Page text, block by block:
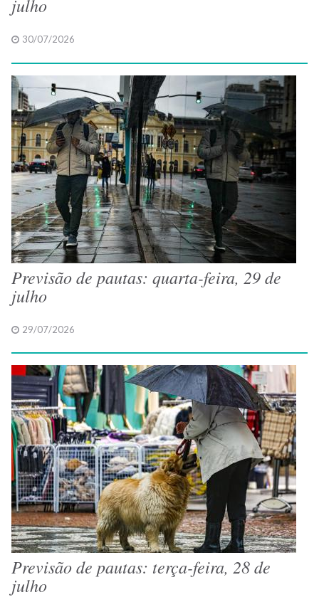
julho
30/07/2026
Previsão de pautas: quarta-feira, 29 de
julho
29/07/2026
Previsão de pautas: terça-feira, 28 de
julho